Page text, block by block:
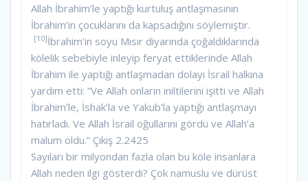
Allah İbrahim’le yaptığı kurtuluş antlaşmasının
İbrahim’in çocuklarını da kapsadığını söylemiştir.
[10]İbrahim’in soyu Mısır diyarında çoğaldıklarında
kölelik sebebiyle inleyip feryat ettiklerinde Allah
İbrahim ile yaptığı antlaşmadan dolayı İsrail halkına
yardım etti: “Ve Allah onların iniltilerini işitti ve Allah
İbrahim’le, İshak’la ve Yakub’la yaptığı antlaşmayı
hatırladı. Ve Allah İsrail oğullarını gördü ve Allah’a
malum oldu.” Çıkış 2.2425
Sayıları bir milyondan fazla olan bu köle insanlara
Allah neden ilgi gösterdi? Çok namuslu ve dürüst